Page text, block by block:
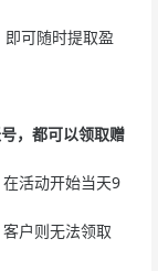
可随时提取盈
，都可以领取赠
活动开始当天9
户则无法领取